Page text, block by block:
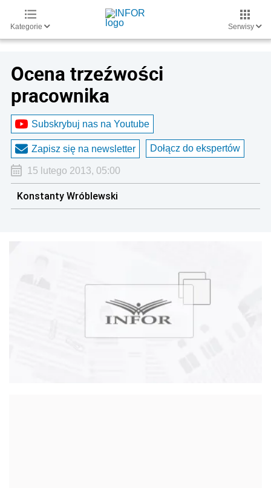
Kategorie Serwisy
Ocena trzeźwości
pracownika
Subskrybuj nas na Youtube
Zapisz się na newsletter Dołącz do ekspertów
15 lutego 2013, 05:00
Konstanty Wróblewski